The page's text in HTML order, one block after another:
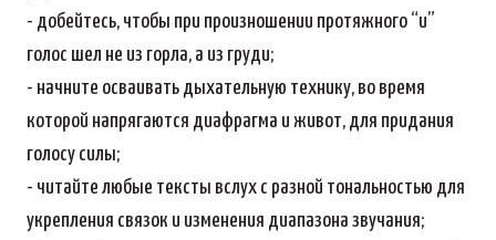
- добейтесь, чтобы при произношении протяжного “и”
голос шел не из горла, а из груди;
- начните осваивать дыхательную технику, во время
которой напрягаются диафрагма и живот, для придания
голосу силы;
- читайте любые тексты вслух с разной тональностью для
укрепления связок и изменения диапазона звучания;